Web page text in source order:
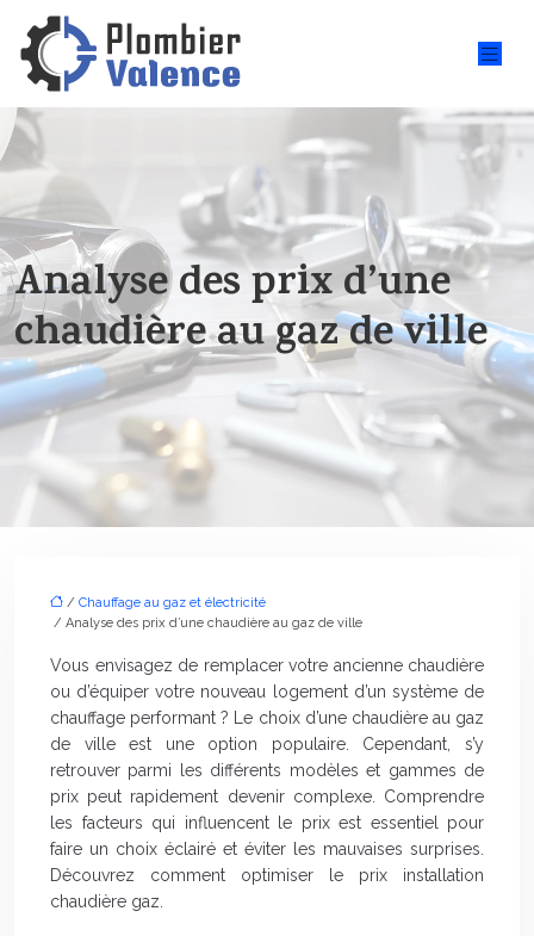
Analyse des prix d’une
chaudière au gaz de ville
/ Chauffage au gaz et électricité
/ Analyse des prix d’une chaudière au gaz de ville
Vous envisagez de remplacer votre ancienne chaudière
ou d’équiper votre nouveau logement d’un système de
chauffage performant ? Le choix d’une chaudière au gaz
de ville est une option populaire. Cependant, s’y
retrouver parmi les différents modèles et gammes de
prix peut rapidement devenir complexe. Comprendre
les facteurs qui influencent le prix est essentiel pour
faire un choix éclairé et éviter les mauvaises surprises.
Découvrez comment optimiser le prix installation
chaudière gaz.